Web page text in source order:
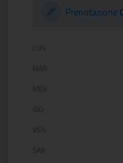
Prenotazione
Orario di
LUN
MAR
MER
GIO
VEN
SAB